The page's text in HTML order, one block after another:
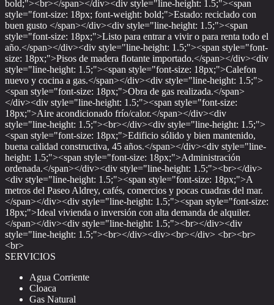
bold;"><br></span></div><div style="line-height: 1.5;"><span
style="font-size: 18px; font-weight: bold;">Estado: reciclado con
buen gusto </span></div><div style="line-height: 1.5;"><span
style="font-size: 18px;">Listo para entrar a vivir o para renta todo el
año.</span></div><div style="line-height: 1.5;"><span style="font-
size: 18px;">Pisos de madera flotante importado.</span></div><div
style="line-height: 1.5;"><span style="font-size: 18px;">Calefon
nuevo y cocina a gas.</span></div><div style="line-height: 1.5;">
<span style="font-size: 18px;">Obra de gas realizada.</span>
</div><div style="line-height: 1.5;"><span style="font-size:
18px;">Aire acondicionado frío/calor.</span></div><div
style="line-height: 1.5;"><br></div><div style="line-height: 1.5;">
<span style="font-size: 18px;">Edificio sólido y bien mantenido,
buena calidad constructiva, 45 años.</span></div><div style="line-
height: 1.5;"><span style="font-size: 18px;">Administración
ordenada.</span></div><div style="line-height: 1.5;"><br></div>
<div style="line-height: 1.5;"><span style="font-size: 18px;">A
metros del Paseo Aldrey, cafés, comercios y pocas cuadras del mar.
</span></div><div style="line-height: 1.5;"><span style="font-size:
18px;">Ideal vivienda o inversión con alta demanda de alquiler.
</span></div><div style="line-height: 1.5;"><br></div><div
style="line-height: 1.5;"><br></div><div><br></div> <br><br>
<br>
SERVICIOS
Agua Corriente
Cloaca
Gas Natural